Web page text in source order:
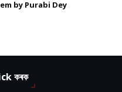
by Purabi Dey
কৰক